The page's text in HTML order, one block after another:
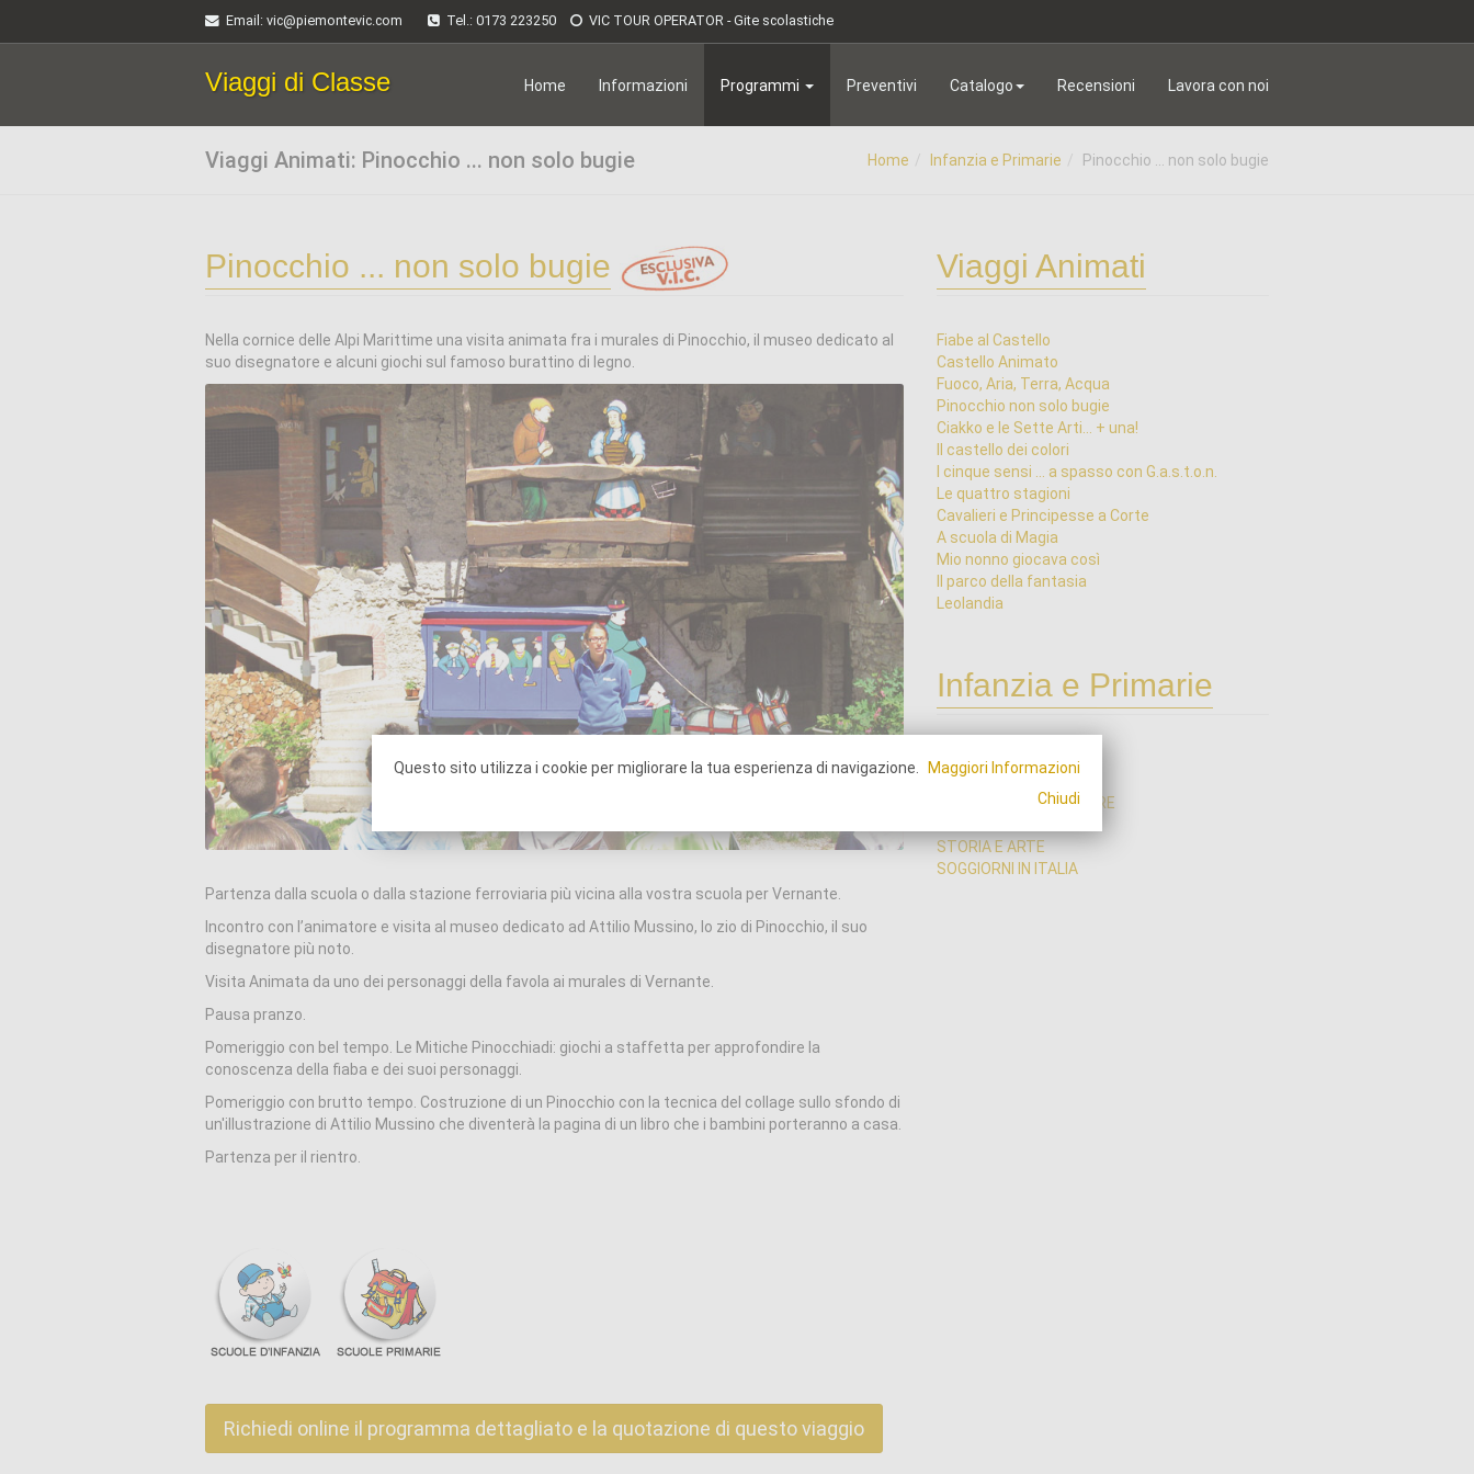
Email : vic@piemontevic.com Tel.: 0173 223250 VIC TOUR OPERATOR - Gite scolastiche
Viaggi di Classe Home Informazioni Programmi Preventivi Catalogo Recensioni Lavora con noi
Viaggi Animati: Pinocchio ... non solo bugie Home Infanzia e Primarie Pinocchio ... non solo bugie
Pinocchio ... non solo bugie
Nella cornice delle Alpi Marittime una visita animata fra i murales di Pinocchio, il museo dedicato al
suo disegnatore e alcuni giochi sul famoso burattino di legno.
Partenza dalla scuola o dalla stazione ferroviaria più vicina alla vostra scuola per Vernante.
Incontro con l’animatore e visita al museo dedicato ad Attilio Mussino, lo zio di Pinocchio, il suo
disegnatore più noto.
Visita Animata da uno dei personaggi della favola ai murales di Vernante.
Pausa pranzo.
Pomeriggio con bel tempo. Le Mitiche Pinocchiadi: giochi a staffetta per approfondire la
conoscenza della fiaba e dei suoi personaggi.
Pomeriggio con brutto tempo. Costruzione di un Pinocchio con la tecnica del collage sullo sfondo di
un'illustrazione di Attilio Mussino che diventerà la pagina di un libro che i bambini porteranno a casa.
Partenza per il rientro.
Richiedi online il programma dettagliato e la quotazione di questo viaggio
Viaggi Animati
Fiabe al Castello
Castello Animato
Fuoco, Aria, Terra, Acqua
Pinocchio non solo bugie
Ciakko e le Sette Arti... + una!
Il castello dei colori
I cinque sensi ... a spasso con G.a.s.t.o.n.
Le quattro stagioni
Cavalieri e Principesse a Corte
A scuola di Magia
Mio nonno giocava così
Il parco della fantasia
Leolandia
Infanzia e Primarie
GITE DI INIZIO ANNO
VIAGGI ANIMATI
SCIENZE - TERRA E MARE
STORIA E ARTE
SOGGIORNI IN ITALIA
Questo sito utilizza i cookie per migliorare la tua esperienza di navigazione.
Maggiori Informazioni
Chiudi